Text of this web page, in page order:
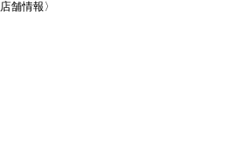
店舗情報〉